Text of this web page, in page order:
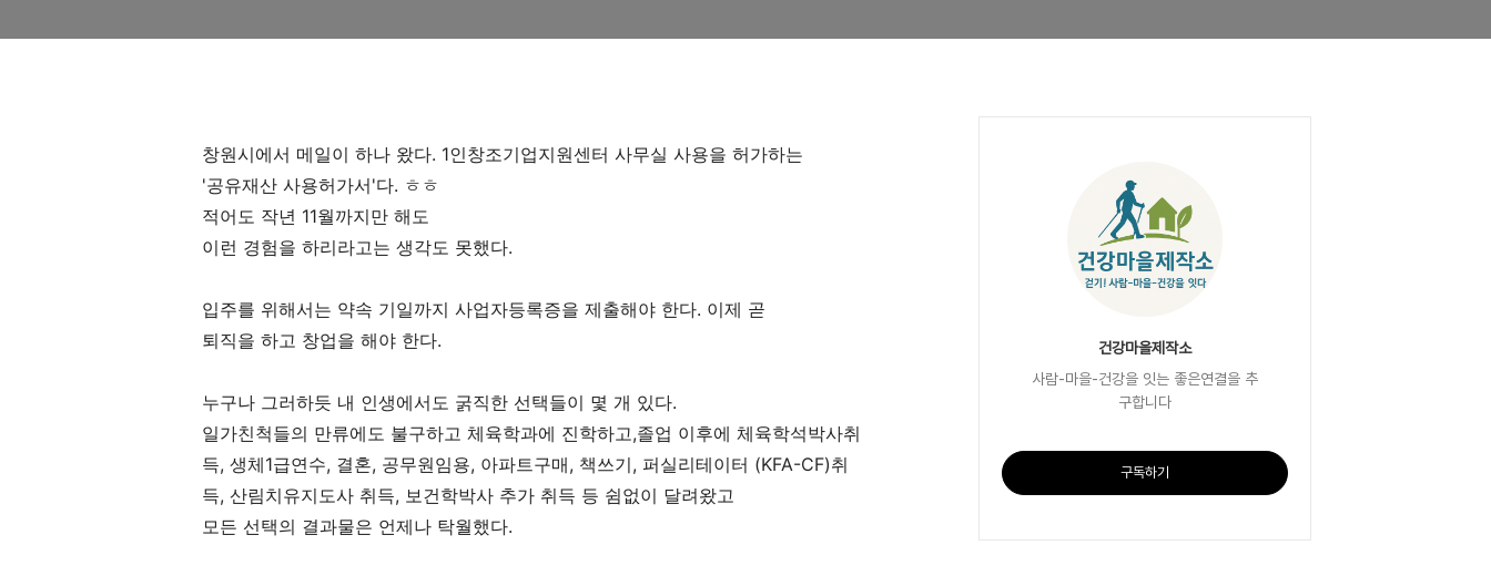
창원시에서 메일이 하나 왔다. 1인창조기업지원센터 사무실 사용을 허가하는
'공유재산 사용허가서'다. ㅎㅎ
적어도 작년 11월까지만 해도
이런 경험을 하리라고는 생각도 못했다.
입주를 위해서는 약속 기일까지 사업자등록증을 제출해야 한다. 이제 곧
퇴직을 하고 창업을 해야 한다.
누구나 그러하듯 내 인생에서도 굵직한 선택들이 몇 개 있다.
일가친척들의 만류에도 불구하고 체육학과에 진학하고,졸업 이후에 체육학석박사취
득, 생체1급연수, 결혼, 공무원임용, 아파트구매, 책쓰기, 퍼실리테이터 (KFA-CF)취
득, 산림치유지도사 취득, 보건학박사 추가 취득 등 쉼없이 달려왔고
모든 선택의 결과물은 언제나 탁월했다.
건강마을제작소
사람-마을-건강을 잇는 좋은연결을 추
구합니다
구독하기